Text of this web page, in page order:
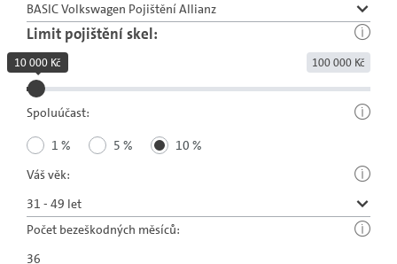
Limit pojištění skel:
100 000 Kč
10 000 Kč
Spoluúčast:
1 % 5 %
10 %
Váš věk:
Počet bezeškodných měsíců: